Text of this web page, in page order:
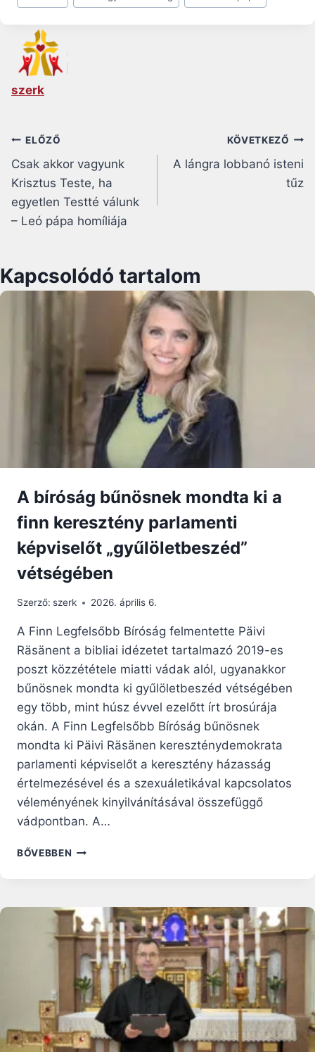
Tags:
szerk
Bejegyzés
navigáció
ELŐZŐ
Csak akkor vagyunk
Krisztus Teste, ha
egyetlen Testté válunk
– Leó pápa homíliája
KÖVETKEZŐ
A lángra lobbanó isteni
tűz
Kapcsolódó tartalom
A bíróság bűnösnek mondta ki a
finn keresztény parlamenti
képviselőt „gyűlöletbeszéd”
vétségében
Szerző: szerk 2026. április 6.
A Finn Legfelsőbb Bíróság felmentette Päivi
Räsänent a bibliai idézetet tartalmazó 2019-es
poszt közzététele miatti vádak alól, ugyanakkor
bűnösnek mondta ki gyűlöletbeszéd vétségében
egy több, mint húsz évvel ezelőtt írt brosúrája
okán. A Finn Legfelsőbb Bíróság bűnösnek
mondta ki Päivi Räsänen kereszténydemokrata
parlamenti képviselőt a keresztény házasság
értelmezésével és a szexuáletikával kapcsolatos
véleményének kinyilvánításával összefüggő
vádpontban. A…
BŐVEBBEN A
KI
A
FINN
KERESZTÉNY
PARLAMENTI
KÉPVISELŐT
„GYŰLÖLETBESZÉD”
VÉTSÉGÉBEN